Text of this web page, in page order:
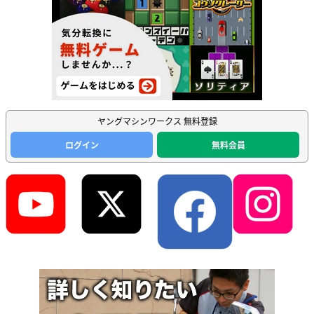
ヤングマシンワークス 無料登録
ログイン
無料会員